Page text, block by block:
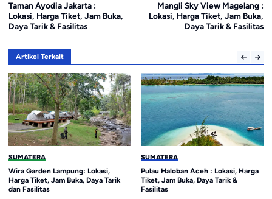
Taman Ayodia Jakarta :
Lokasi, Harga Tiket, Jam Buka,
Daya Tarik & Fasilitas
Mangli Sky View Magelang :
Lokasi, Harga Tiket, Jam Buka,
Daya Tarik & Fasilitas
Artikel Terkait
SUMATERA
Wira Garden Lampung: Lokasi,
Harga Tiket, Jam Buka, Daya Tarik
dan Fasilitas
SUMATERA
Pulau Haloban Aceh : Lokasi, Harga
Tiket, Jam Buka, Daya Tarik &
Fasilitas